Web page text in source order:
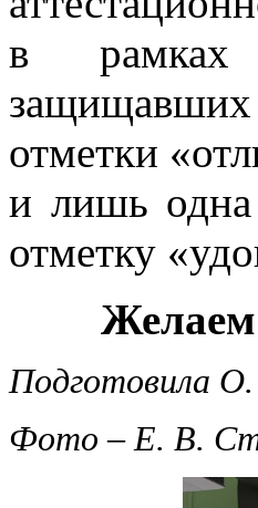
в рамках
отметки
и лишь одна
отметку
Желаем
Подготовила
Фото – Е. В.